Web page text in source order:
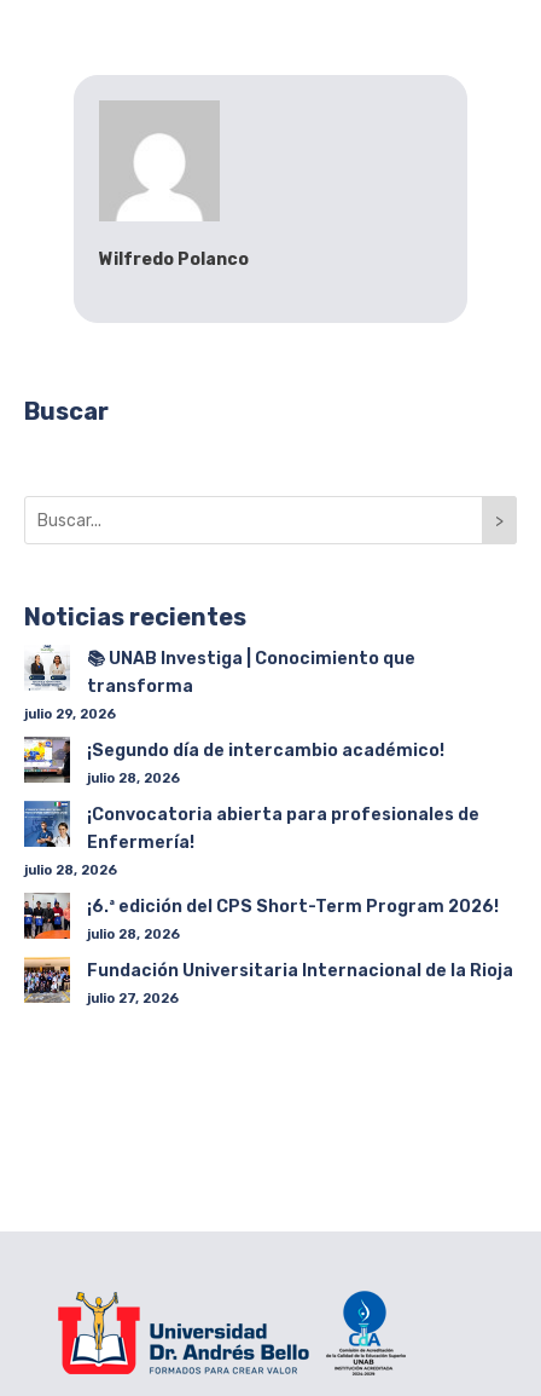
Wilfredo Polanco
Buscar
>
Noticias recientes
📚 UNAB Investiga | Conocimiento que
transforma
julio 29, 2026
¡Segundo día de intercambio académico!
julio 28, 2026
¡Convocatoria abierta para profesionales de
Enfermería!
julio 28, 2026
¡6.ª edición del CPS Short-Term Program 2026!
julio 28, 2026
Fundación Universitaria Internacional de la Rioja
julio 27, 2026